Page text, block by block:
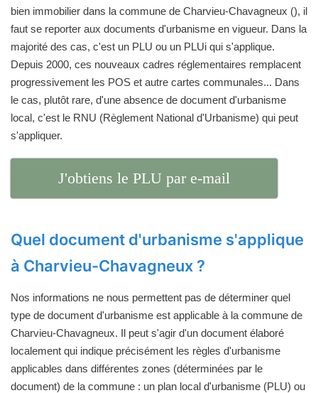
bien immobilier dans la commune de Charvieu-Chavagneux (), il
faut se reporter aux documents d'urbanisme en vigueur. Dans la
majorité des cas, c'est un PLU ou un PLUi qui s'applique.
Depuis 2000, ces nouveaux cadres réglementaires remplacent
progressivement les POS et autre cartes communales... Dans
le cas, plutôt rare, d'une absence de document d'urbanisme
local, c'est le RNU (Règlement National d'Urbanisme) qui peut
s'appliquer.
J'obtiens le PLU par e-mail
Quel document d'urbanisme s'applique
à Charvieu-Chavagneux ?
Nos informations ne nous permettent pas de déterminer quel
type de document d'urbanisme est applicable à la commune de
Charvieu-Chavagneux. Il peut s'agir d'un document élaboré
localement qui indique précisément les règles d'urbanisme
applicables dans différentes zones (déterminées par le
document) de la commune : un plan local d'urbanisme (PLU) ou